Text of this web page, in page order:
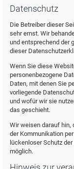
Datenschutz
Die Betreiber dieser
sehr ernst. Wir
und entsprechend der
dieser
Wenn Sie diese
personenbezogene
Daten, mit denen Sie
vorliegende
und wofür wir sie
das geschieht.
Wir weisen darauf hin,
der Kommunikation
lückenloser Schutz
möglich.